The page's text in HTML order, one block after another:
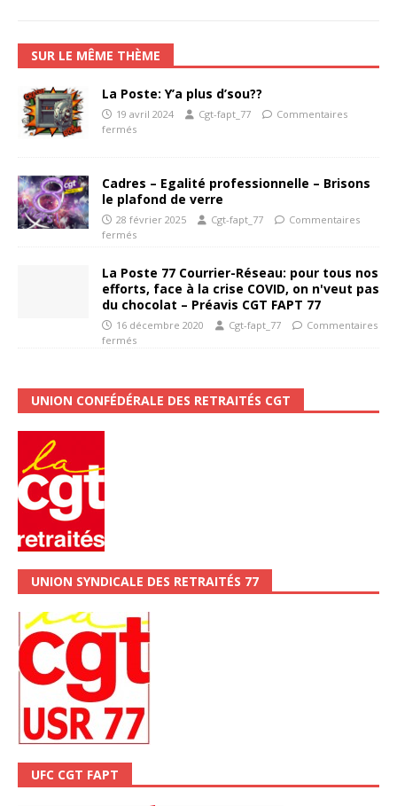
SUR LE MÊME THÈME
La Poste: Y’a plus d’sou??
19 avril 2024 Cgt-fapt_77
Commentaires
fermés
Cadres – Egalité professionnelle – Brisons
le plafond de verre
28 février 2025 Cgt-fapt_77
Commentaires
fermés
La Poste 77 Courrier-Réseau: pour tous nos
efforts, face à la crise COVID, on n'veut pas
du chocolat – Préavis CGT FAPT 77
16 décembre 2020 Cgt-fapt_77
Commentaires
fermés
UNION CONFÉDÉRALE DES RETRAITÉS CGT
UNION SYNDICALE DES RETRAITÉS 77
UFC CGT FAPT